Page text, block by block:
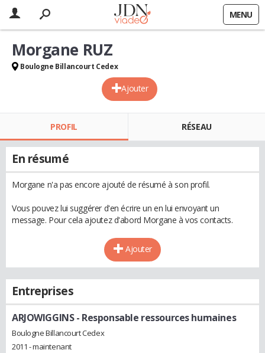
MENU
Ajouter
Morgane RUZ
Boulogne Billancourt Cedex
PROFIL RÉSEAU
En résumé
Morgane n'a pas encore ajouté de résumé à son profil.
Vous pouvez lui suggérer d'en écrire un en lui envoyant un
message. Pour cela ajoutez d'abord Morgane à vos contacts.
Ajouter
Entreprises
ARJOWIGGINS- Responsable ressources humaines
Boulogne Billancourt Cedex
2011 - maintenant